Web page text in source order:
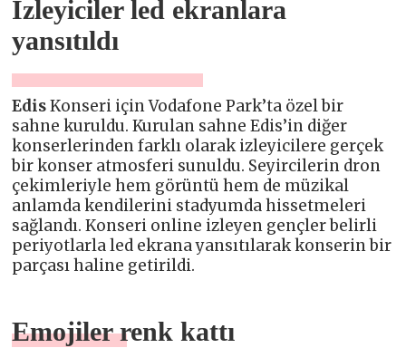
İzleyiciler led ekranlara
yansıtıldı
EdisKonseri için Vodafone Park’ta özel bir
sahne kuruldu. Kurulan sahne Edis’in diğer
konserlerinden farklı olarak izleyicilere gerçek
bir konser atmosferi sunuldu. Seyircilerin dron
çekimleriyle hem görüntü hem de müzikal
anlamda kendilerini stadyumda hissetmeleri
sağlandı. Konseri online izleyen gençler belirli
periyotlarla led ekrana yansıtılarak konserin bir
parçası haline getirildi.
Emojiler renk kattı